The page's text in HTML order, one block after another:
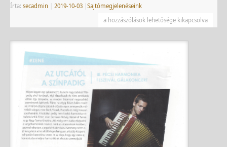
Írta: secadmin 2019-10-03
Sajtómegjelenéseink
a hozzászólások lehetősége kikapcsolva